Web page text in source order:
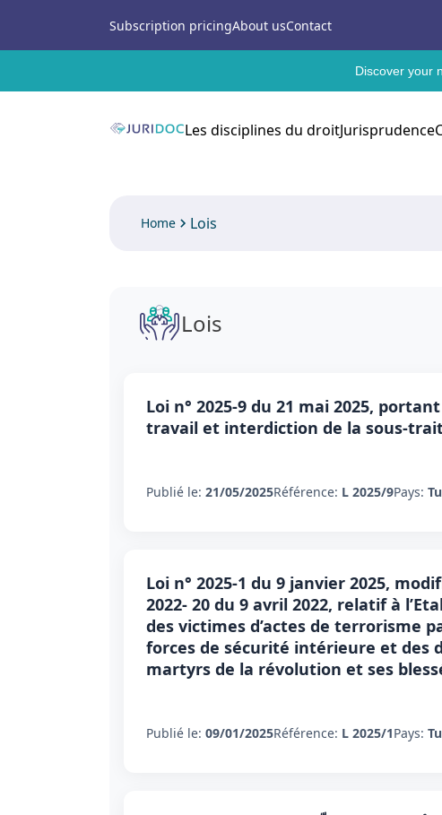
Subscription pricingAbout usContact
Discover your
Les disciplines du droitJurisprudence
Home Lois
Lois
Loi n° 2025-9 du 21 mai 2025,
travail et interdiction de la sous-
Publié le: 21/05/2025Référence: L 2025/9Pays:
Loi n° 2025-1 du 9 janvier 2025,
2022- 20 du 9 avril 2022, relatif à
des victimes d’actes de terrorisme
forces de sécurité intérieure et des
martyrs de la révolution et ses
Publié le: 09/01/2025Référence: L 2025/1Pays: